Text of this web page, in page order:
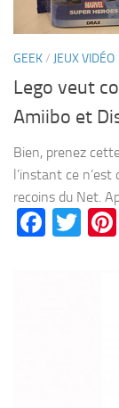
GEEK/ JEUX VIDÉO
Lego veut
Amiibo et
Bien, prenez
l’instant ce n’est
recoins du Net.